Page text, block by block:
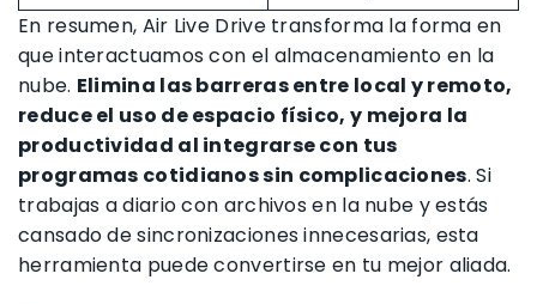
En resumen, Air Live Drive transforma la forma en
que interactuamos con el almacenamiento en la
nube. Elimina las barreras entre local y remoto,
reduce el uso de espacio físico, y mejora la
productividad al integrarse con tus
programas cotidianos sin complicaciones. Si
trabajas a diario con archivos en la nube y estás
cansado de sincronizaciones innecesarias, esta
herramienta puede convertirse en tu mejor aliada.